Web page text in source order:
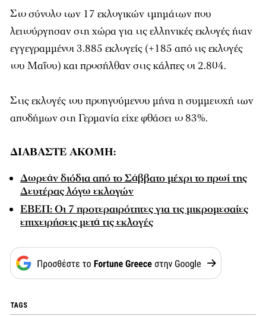
Στο σύνολο των 17 εκλογικών τμημάτων που
λειτούργησαν στη χώρα για τις ελληνικές εκλογές ήταν
εγγεγραμμένοι 3.885 εκλογείς (+185 από τις εκλογές
του Μαΐου) και προσήλθαν στις κάλπες οι 2.804.
Στις εκλογές του προηγούμενου μήνα η συμμετοχή των
αποδήμων στη Γερμανία είχε φθάσει το 83%.
ΔΙΑΒΑΣΤΕ ΑΚΟΜΗ:
Δωρεάν διόδια από το Σάββατο μέχρι το πρωί της
Δευτέρας λόγω εκλογών
ΕΒΕΠ: Οι 7 προτεραιρότητες για τις μικρομεσαίες
επιχειρήσεις μετά τις εκλογές
TAGS